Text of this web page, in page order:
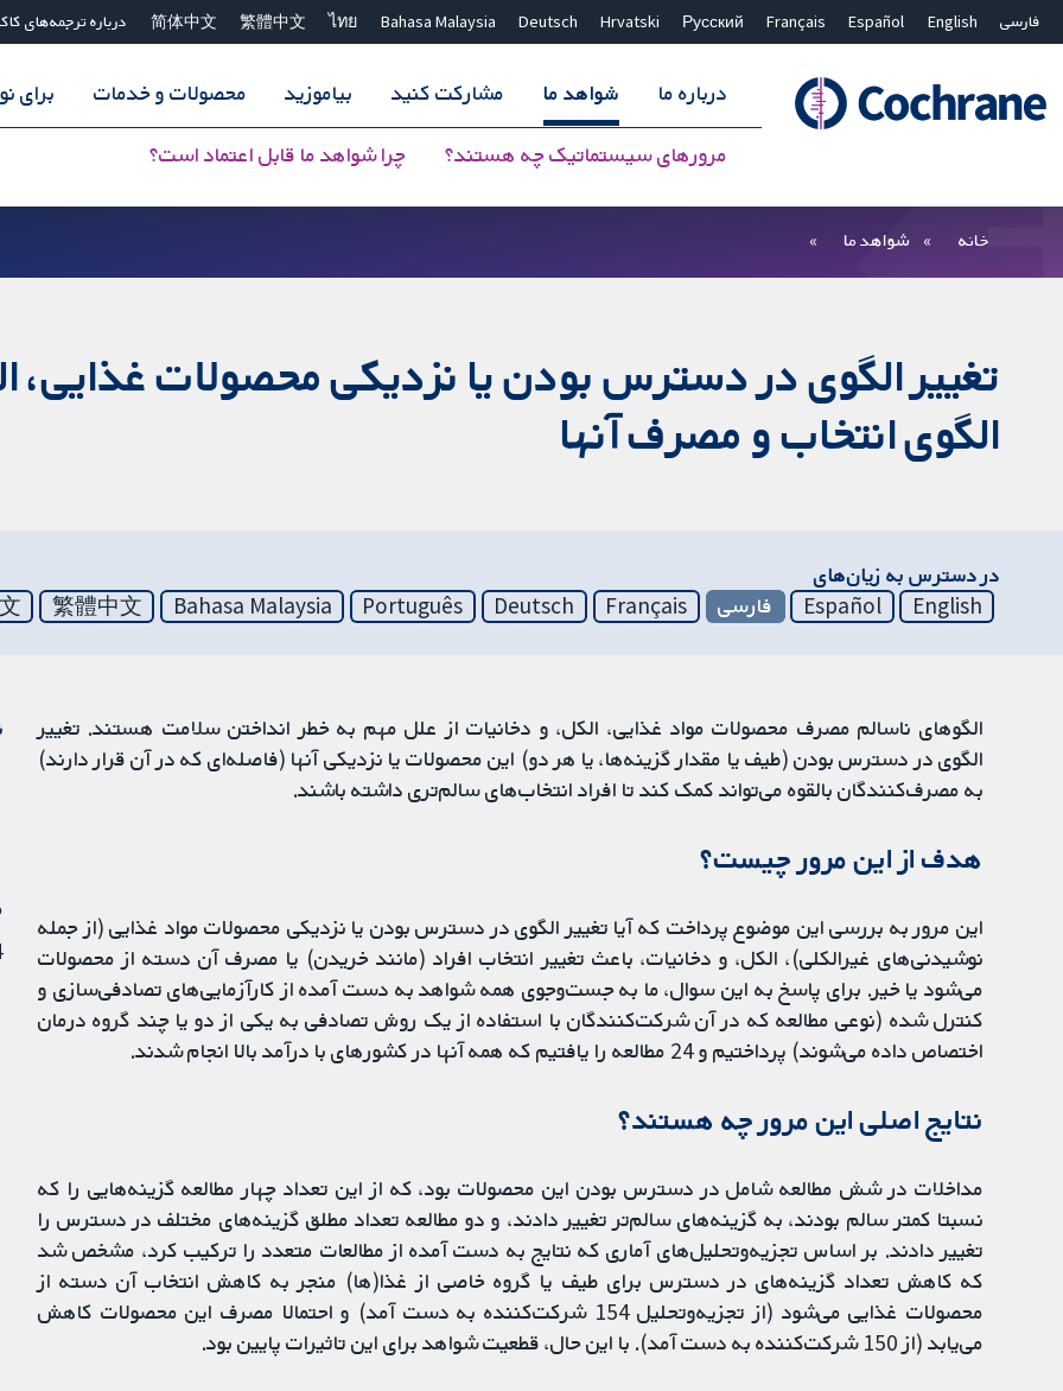
فارسی English
Español
Français
Русский
Hrvatski
Deutsch
Bahasa Malaysia
ไทย
繁體中文
简体中文 درباره ترجمه‌های
درباره ما شواهد ما
مرورهای سیستماتیک چه هستند؟ چرا شواهد ما قابل اعتماد است؟
مشارکت کنید بیاموزید محصولات و خدمات برای
بستن جستجو ✖
خانه شواهد ما
تغییر الگوی در دسترس بودن یا نزدیکی محصولات غذایی،
الگوی انتخاب و مصرف آنها
در دسترس به زیان‌های
English
Español فارسی Français
Deutsch
Português
Bahasa Malaysia
繁體中文
الگوهای ناسالم مصرف محصولات مواد غذایی، الکل، و دخانیات از علل مهم به خطر انداختن سلامت هستند. تغییر
الگوی در دسترس بودن (طیف یا مقدار گزینه‌ها، یا هر دو) این محصولات یا نزدیکی آنها (فاصله‌ای که در آن قرار دارند)
به مصرف‌کنندگان بالقوه می‌تواند کمک کند تا افراد انتخاب‌های سالم‌تری داشته باشند.
هدف از این مرور چیست؟
این مرور به بررسی این موضوع پرداخت که آیا تغییر الگوی در دسترس بودن یا نزدیکی محصولات مواد غذایی (از جمله
نوشیدنی‌های غیرالکلی)، الکل، و دخانیات، باعث تغییر انتخاب افراد (مانند خریدن) یا مصرف آن دسته از محصولات
می‌شود یا خیر. برای پاسخ به این سوال، ما به جست‌وجوی همه شواهد به دست آمده از کارآزمایی‌های تصادفی‌سازی و
کنترل شده (نوعی مطالعه که در آن شرکت‌کنندگان با استفاده از یک روش تصادفی به یکی از دو یا چند گروه درمان
اختصاص داده می‌شوند) پرداختیم و 24 مطالعه را یافتیم که همه آنها در کشورهای با درآمد بالا انجام شدند.
نتایج اصلی این مرور چه هستند؟
مداخلات در شش مطالعه شامل در دسترس بودن این محصولات بود، که از این تعداد چهار مطالعه گزینه‌هایی را که
نسبتا کمتر سالم بودند، به گزینه‌های سالم‌تر تغییر دادند، و دو مطالعه تعداد مطلق گزینه‌های مختلف در دسترس را
تغییر دادند. بر اساس تجزیه‌وتحلیل‌های آماری که نتایج به دست آمده از مطالعات متعدد را ترکیب کرد، مشخص شد
که کاهش تعداد گزینه‌های در دسترس برای طیف یا گروه خاصی از غذا(ها) منجر به کاهش انتخاب آن دسته از
محصولات غذایی می‌شود (از تجزیه‌وتحلیل 154 شرکت‌کننده به دست آمد) و احتمالا مصرف این محصولات کاهش
می‌یابد (از 150 شرکت‌کننده به دست آمد). با این حال، قطعیت شواهد برای این تاثیرات پایین بود.
4